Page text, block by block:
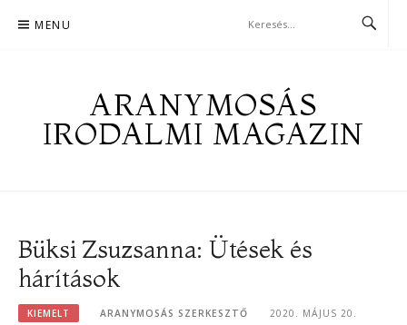
MENU
ARANYMOSÁS
IRODALMI MAGAZIN
Büksi Zsuzsanna: Ütések és
hárítások
KIEMELT ARANYMOSÁS SZERKESZTŐ
2020. MÁJUS 20.